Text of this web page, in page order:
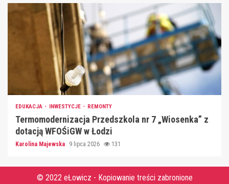
EDUKACJA INWESTYCJE REMONTY
Termomodernizacja Przedszkola nr 7 „Wiosenka” z
dotacją WFOŚiGW w Łodzi
Karolina Majewska 9 lipca 2026 131
© 2022 eŁowicz - Kopiowanie treści zabronione